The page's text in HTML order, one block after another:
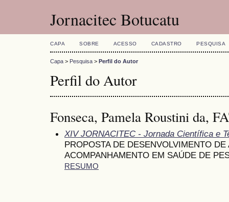
Jornacitec Botucatu
CAPA SOBRE ACESSO CADASTRO PESQUISA
Capa > Pesquisa > Perfil do Autor
Perfil do Autor
Fonseca, Pamela Roustini da,
XIV JORNACITEC - Jornada Científica e
PROPOSTA DE DESENVOLVIMENTO
ACOMPANHAMENTO EM SAÚDE DE
RESUMO